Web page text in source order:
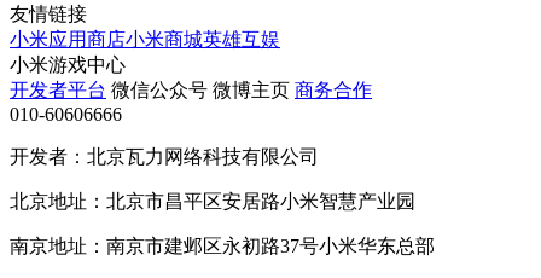
友情链接
小米应用商店小米商城英雄互娱
小米游戏中心
开发者平台 微信公众号 微博主页 商务合作
010-60606666
开发者：北京瓦力网络科技有限公司
北京地址：北京市昌平区安居路小米智慧产业园
南京地址：南京市建邺区永初路37号小米华东总部